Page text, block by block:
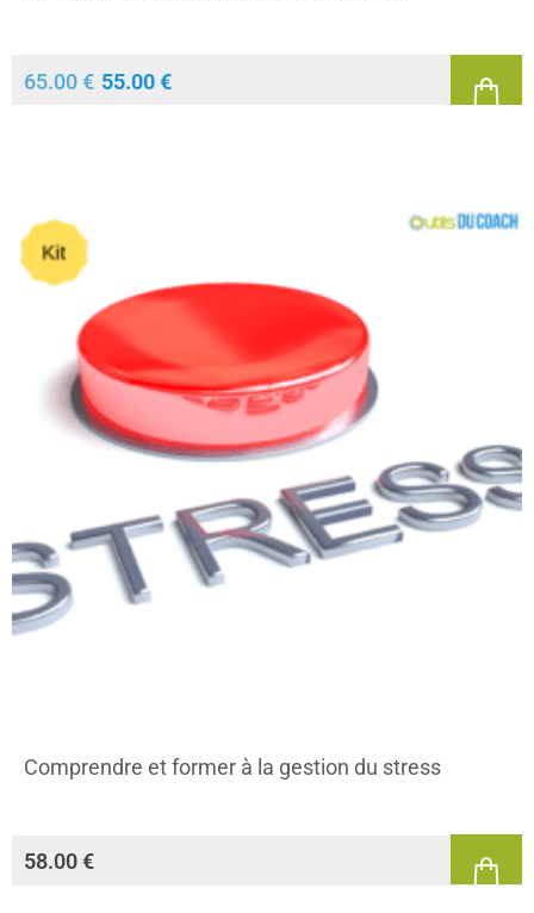
65.00€ 55.00€
Comprendre et former à la gestion du stress
58.00€